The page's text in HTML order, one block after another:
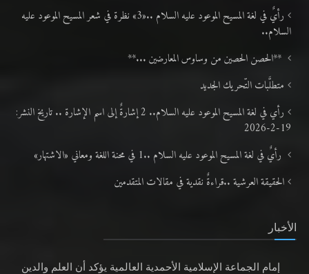
رأيٌ في لغة المسيح الموعود عليه السلام ..«3» نظرة في شعر المسيح الموعود عليه
السلام..
**الحصن الحصين من وساوس المعارضين ...**
متطلَّبات التّحريك الجديد
رأي في لغة المسيح الموعود عليه السلام.. 2 إشارةٌ إلى اسم الإشارة .. تاريخ النشر:
19-2-2026
رأيٌ في لغة المسيح الموعود عليه السلام ..1 في محنة اللغة ومعاني «الاشتهار»
الحقيقة العرشية ..قراءةٌ نقدية في مقالات المتقدمين
الأخبار
إمام الجماعة الإسلامية الأحمدية العالمية يؤكد أن العلم والدين